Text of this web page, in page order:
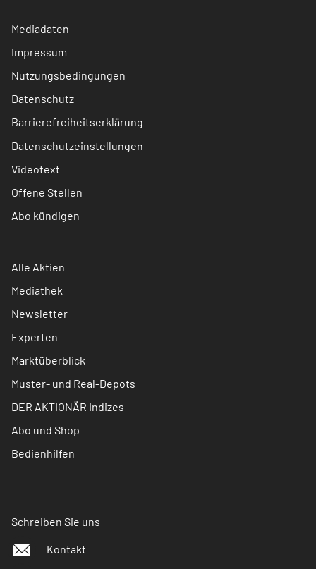
Mediadaten
Impressum
Nutzungsbedingungen
Datenschutz
Barrierefreiheitserklärung
Datenschutzeinstellungen
Videotext
Offene Stellen
Abo kündigen
Alle Aktien
Mediathek
Newsletter
Experten
Marktüberblick
Muster- und Real-Depots
DER AKTIONÄR Indizes
Abo und Shop
Bedienhilfen
Schreiben Sie uns
Kontakt